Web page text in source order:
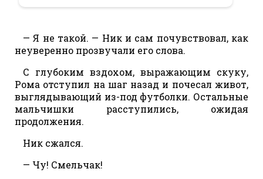
— Я не такой. — Ник и сам почувствовал, как
неуверенно прозвучали его слова.
С глубоким вздохом, выражающим скуку,
Рома отступил на шаг назад и почесал живот,
выглядывающий из-под футболки. Остальные
мальчишки расступились, ожидая
продолжения.
Ник сжался.
— Чу! Смельчак!